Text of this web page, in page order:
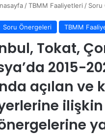
/ TBMM Faaliyetleri / Soru
Soru Önergeleri TBMM
Tokat,
2015-
açılan ve